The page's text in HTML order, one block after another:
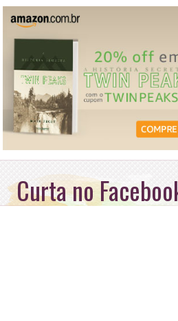
Curta no